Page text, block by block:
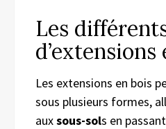
Les
d’extensions
Les extensions en bois
sous plusieurs formes,
auxsous-sols en